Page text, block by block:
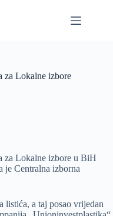
za Lokalne izbore
za Lokalne izbore u BiH
je Centralna izborna
listića, a taj posao vrijedan